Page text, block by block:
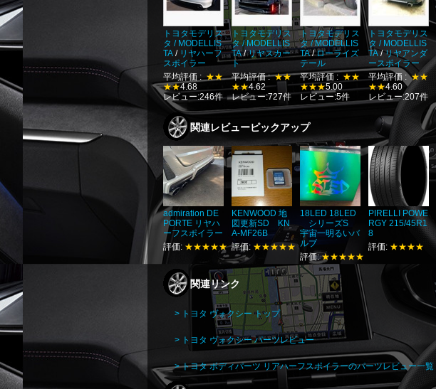
トヨタモデリス
タ / MODELLIS
TA / リヤハーフ
スポイラー
平均評価 : ★★
★★4.68
レビュー:246件
トヨタモデリス
タ / MODELLIS
TA/リヤスカー
ト
平均評価 :★★
★★4.62
レビュー:727件
トヨタモデリス
タ / MODELLIS
TA/ローライズ
テール
平均評価 : ★★
★★★5.00
レビュー:5件
トヨタモデリス
タ / MODELLIS
TA/リヤアンダ
ースポイラー
平均評価 :★★
★★4.60
レビュー:207件
関連レビューピックアップ
admiration DE
PORTE リヤハ
ーフスポイラー
評価: ★★★★★
KENWOOD 地
図更新SD KN
A-MF26B
評価: ★★★★★
18LED 18LED
シリーズS
宇宙一明るいバ
ルブ
評価:★★★★★
PIRELLI POWE
RGY 215/45R1
8
評価: ★★★★
関連リンク
> トヨタ ヴォクシー トップ
> トヨタ ヴォクシー パーツレビュー
> トヨタ ボディパーツ リアハーフスポイラーのパーツレビュー一覧